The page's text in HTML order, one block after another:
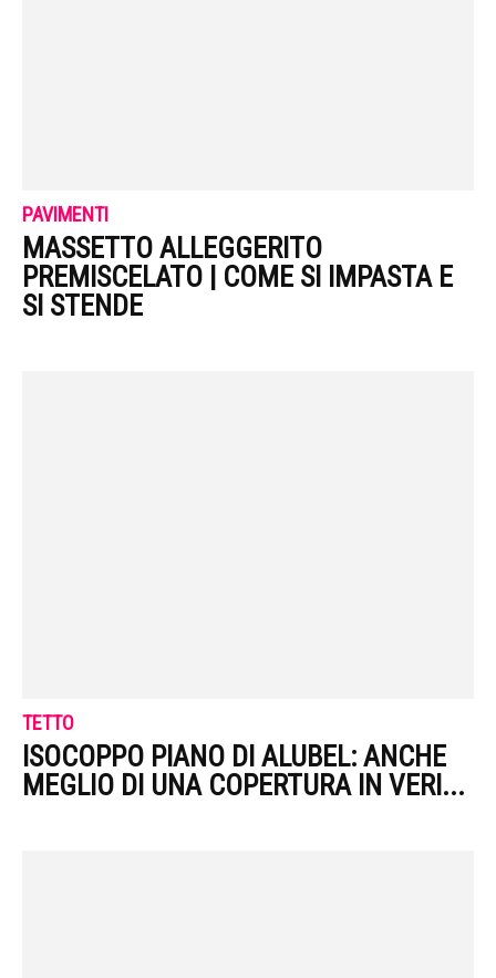
PAVIMENTI
MASSETTO ALLEGGERITO
PREMISCELATO | COME SI IMPASTA E
SI STENDE
TETTO
ISOCOPPO PIANO DI ALUBEL: ANCHE
MEGLIO DI UNA COPERTURA IN VERI...